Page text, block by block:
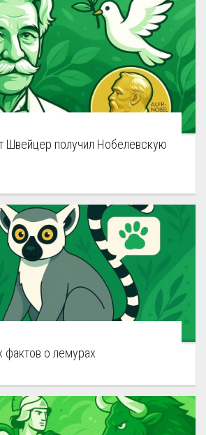
Швейцер получил Нобелевскую
фактов о лемурах